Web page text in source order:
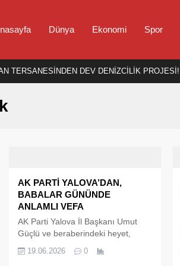
Dünya Ekonomi Spor
TERSANESİNDEN DEV DENİZCİLİK PROJESİ!
AK PARTİ YALOVA’DAN,
BABALAR GÜNÜNDE
ANLAMLI VEFA
AK Parti Yalova İl Başkanı Umut
Güçlü ve beraberindeki heyet,
Huzurevi'ni ziyaret ederek yaşlı
19.06.2026 0